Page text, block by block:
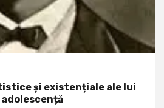
și existențiale ale lui
adolescență